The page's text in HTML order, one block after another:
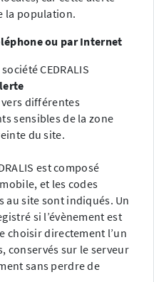
la population.
ou par Internet
CEDRALIS
vers différentes
sensibles de la zone
du site.
est composé
et les codes
au site sont indiqués. Un
si l’évènement est
choisir directement l’un
conservés sur le serveur
sans perdre de